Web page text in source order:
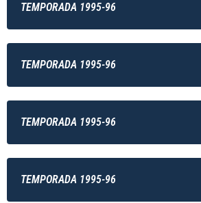
TEMPORADA 1995-96
TEMPORADA 1995-96
TEMPORADA 1995-96
TEMPORADA 1995-96